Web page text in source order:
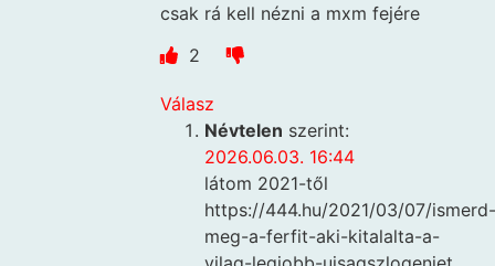
csak rá kell nézni a mxm fejére
2
Válasz
Névtelen szerint:
2026.06.03. 16:44
látom 2021-től
https://444.hu/2021/03/07/ismerd-
meg-a-ferfit-aki-kitalalta-a-